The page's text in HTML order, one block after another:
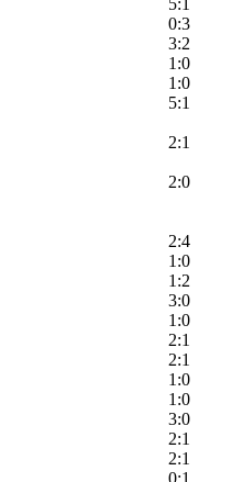
5:1
0:3
3:2
1:0
1:0
5:1
2:1
2:0
2:4
1:0
1:2
3:0
1:0
2:1
2:1
1:0
1:0
3:0
2:1
2:1